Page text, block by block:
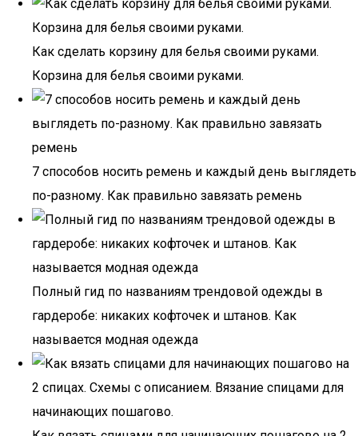
Как сделать корзину для белья своими руками.
Корзина для белья своими руками.
7 способов носить ремень и каждый день выглядеть
по-разному. Как правильно завязать ремень
Полный гид по названиям трендовой одежды в
гардеробе: никаких кофточек и штанов. Как
называется модная одежда